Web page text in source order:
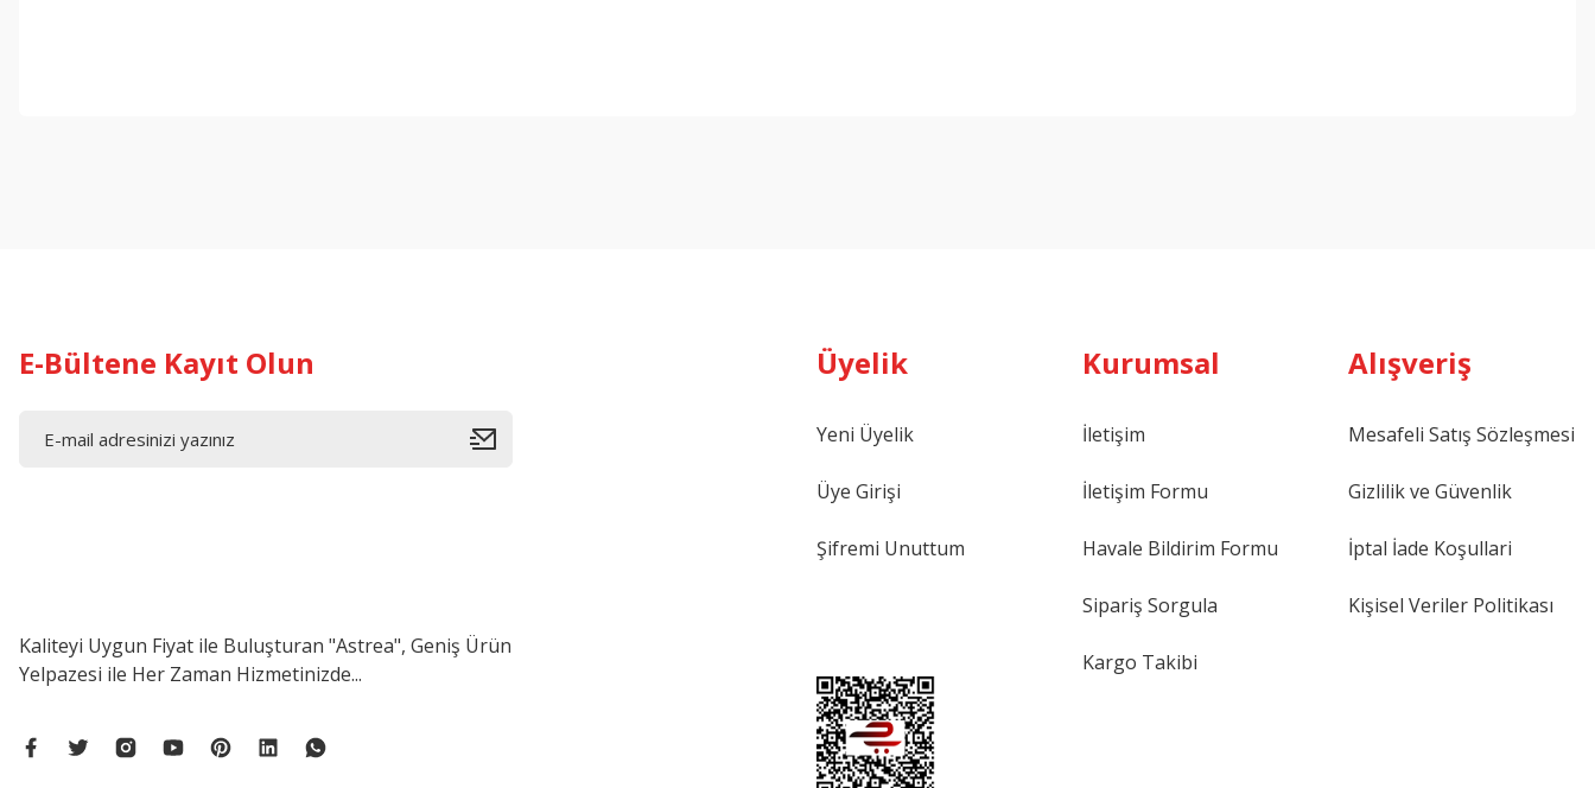
E-Bültene Kayıt Olun
Kaliteyi Uygun Fiyat ile Buluşturan "Astrea", Geniş Ürün
Yelpazesi ile Her Zaman Hizmetinizde...
Üyelik
Yeni Üyelik
Üye Girişi
Şifremi Unuttum
Kurumsal
İletişim
İletişim Formu
Havale Bildirim Formu
Sipariş Sorgula
Kargo Takibi
Alışveriş
Mesafeli Satış Sözleşmesi
Gizlilik ve Güvenlik
İptal İade Koşullari
Kişisel Veriler Politikası